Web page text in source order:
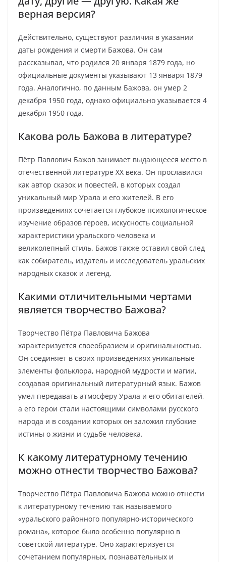
верная версия?
Действительно, существуют различия в указании
даты рождения и смерти Бажова. Он сам
рассказывал, что родился 20 января 1879 года, но
официальные документы указывают 13 января 1879
года. Аналогично, по данным Бажова, он умер 2
декабря 1950 года, однако официально указывается 4
декабря 1950 года.
Какова роль Бажова в литературе?
Пётр Павлович Бажов занимает выдающееся место в
отечественной литературе XX века. Он прославился
как автор сказок и повестей, в которых создал
уникальный мир Урала и его жителей. В его
произведениях сочетается глубокое психологическое
изучение образов героев, искусность социальной
характеристики уральского человека и
великолепный стиль. Бажов также оставил свой след
как собиратель, издатель и исследователь уральских
народных сказок и легенд.
Какими отличительными чертами
является творчество Бажова?
Творчество Пётра Павловича Бажова
характеризуется своеобразием и оригинальностью.
Он соединяет в своих произведениях уникальные
элементы фольклора, народной мудрости и магии,
создавая оригинальный литературный язык. Бажов
умел передавать атмосферу Урала и его обитателей,
а его герои стали настоящими символами русского
народа и в создании которых он заложил глубокие
истины о жизни и судьбе человека.
К какому литературному течению
можно отнести творчество Бажова?
Творчество Пётра Павловича Бажова можно отнести
к литературному течению так называемого
«уральского районного популярно-исторического
романа», которое было особенно популярно в
советской литературе. Оно характеризуется
сочетанием популярных, познавательных и